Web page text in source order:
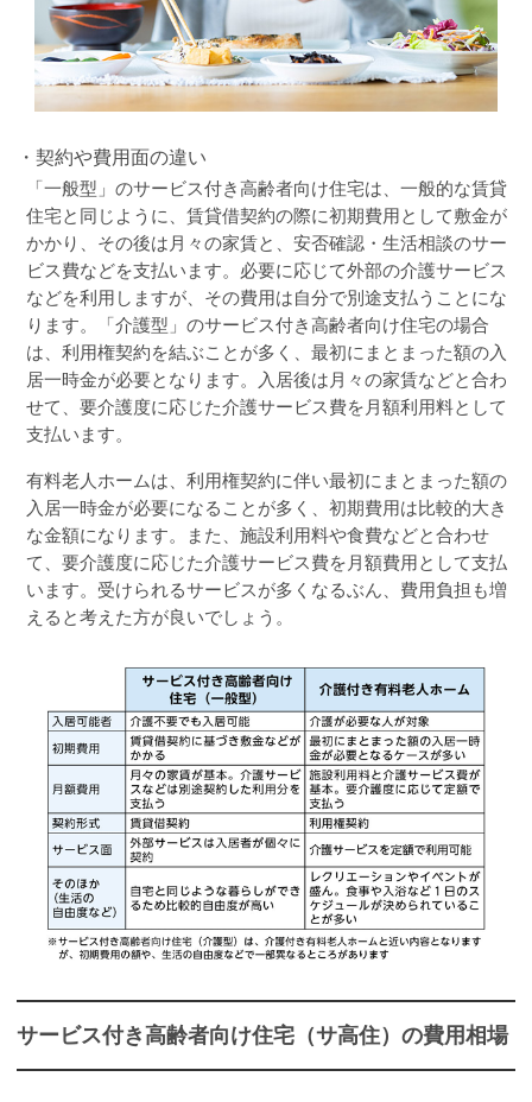
・契約や費用面の違い
「一般型」のサービス付き高齢者向け住宅は、一般的な賃貸
住宅と同じように、賃貸借契約の際に初期費用として敷金が
かかり、その後は月々の家賃と、安否確認・生活相談のサー
ビス費などを支払います。必要に応じて外部の介護サービス
などを利用しますが、その費用は自分で別途支払うことにな
ります。「介護型」のサービス付き高齢者向け住宅の場合
は、利用権契約を結ぶことが多く、最初にまとまった額の入
居一時金が必要となります。入居後は月々の家賃などと合わ
せて、要介護度に応じた介護サービス費を月額利用料として
支払います。
有料老人ホームは、利用権契約に伴い最初にまとまった額の
入居一時金が必要になることが多く、初期費用は比較的大き
な金額になります。また、施設利用料や食費などと合わせ
て、要介護度に応じた介護サービス費を月額費用として支払
います。受けられるサービスが多くなるぶん、費用負担も増
えると考えた方が良いでしょう。
サービス付き高齢者向け住宅（サ高住）の費用相場